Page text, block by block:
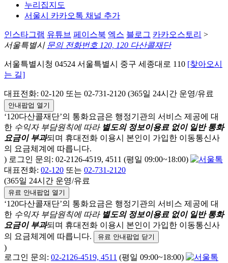
누리집지도
서울시 카카오톡 채널 추가
인스타그램 유튜브 페이스북 엑스 블로그 카카오스토리 >
서울특별시 문의 전화번호 120, 120 다산콜재단
서울특별시청 04524 서울특별시 중구 세종대로 110 [찾아오시
는 길]
대표전화: 02-120 또는 02-731-2120 (365일 24시간 운영/유료
안내팝업 열기
‘120다산콜재단’의 통화요금은 행정기관의 서비스 제공에 대
한 수익자 부담원칙에 따라 별도의 정보이용료 없이 일반 통화
요금이 부과되며 휴대전화 이용시 본인이 가입한 이동통신사
의 요금체계에 따릅니다.
) 로그인 문의: 02-2126-4519, 4511 (평일 09:00~18:00)
대표전화: 02-120 또는 02-731-2120
(365일 24시간 운영/유료
유료 안내팝업 열기
‘120다산콜재단’의 통화요금은 행정기관의 서비스 제공에 대
한 수익자 부담원칙에 따라 별도의 정보이용료 없이 일반 통화
요금이 부과되며 휴대전화 이용시 본인이 가입한 이동통신사
의 요금체계에 따릅니다.
유료 안내팝업 닫기
)
로그인 문의: 02-2126-4519, 4511 (평일 09:00~18:00)